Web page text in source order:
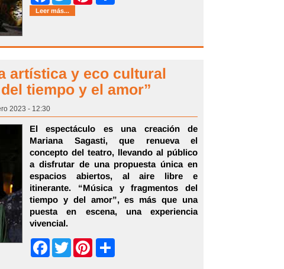
Leer más...
artística y eco cultural
tiempo y el amor”
2023 - 12:30
El espectáculo es una creación de
Mariana Sagasti, que renueva el
concepto del teatro, llevando al público
a disfrutar de una propuesta única en
espacios abiertos, al aire libre e
itinerante. “Música y fragmentos del
tiempo y del amor”, es más que una
puesta en escena, una experiencia
vivencial.
FacebookTwitter Pinterest